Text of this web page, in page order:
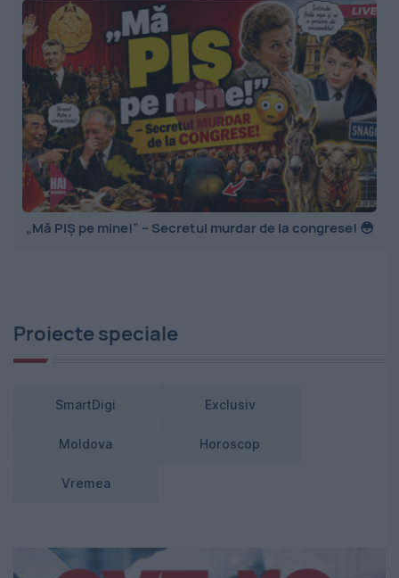
„Mă PIȘ pe mine!” – Secretul murdar de la congrese! 😳
Proiecte speciale
SmartDigi Exclusiv
Moldova Horoscop
Vremea